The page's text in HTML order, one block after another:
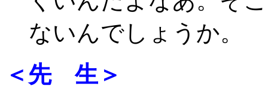
ないんでしょうか。
＜先 生＞